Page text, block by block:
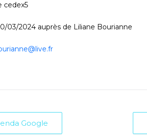
cedex5
03/2024 auprès de Liliane Bourianne
Google